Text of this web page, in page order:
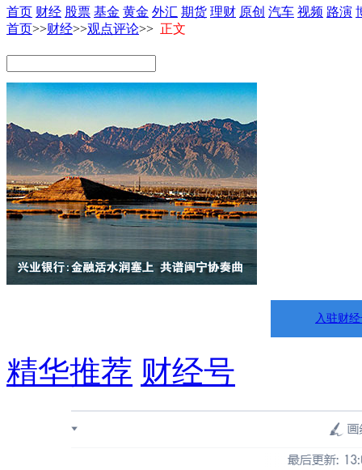
首页 财经 股票 基金 黄金 外汇 期货 理财 原创 汽车 视频 路演
首页>>财经>>观点评论>> 正文
入驻财
精华推荐 财经号